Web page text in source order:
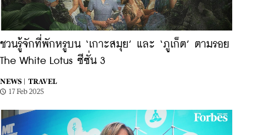
ชวนรู้จักที่พักหรูบน ‘เกาะสมุย’ และ ‘ภูเก็ต’ ตามรอย
The White Lotus ซีซั่น 3
NEWS |
TRAVEL
17 Feb 2025